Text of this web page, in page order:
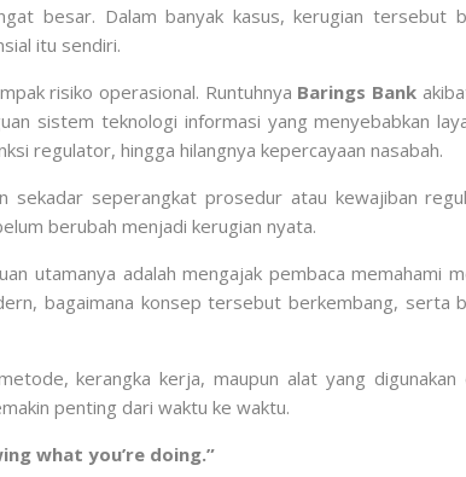
besar. Dalam banyak kasus, kerugian tersebut
itu sendiri.
risiko operasional. Runtuhnya Barings Bank
sistem teknologi informasi yang menyebabkan
regulator, hingga hilangnya kepercayaan nasabah.
sekadar seperangkat prosedur atau kewajiban
berubah menjadi kerugian nyata.
utamanya adalah mengajak pembaca memahami
bagaimana konsep tersebut berkembang, serta
kerangka kerja, maupun alat yang
penting dari waktu ke waktu.
what you’re doing.”